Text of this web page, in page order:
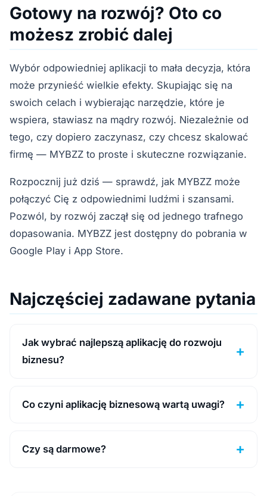
Gotowy na rozwój? Oto co
możesz zrobić dalej
Wybór odpowiedniej aplikacji to mała decyzja, która
może przynieść wielkie efekty. Skupiając się na
swoich celach i wybierając narzędzie, które je
wspiera, stawiasz na mądry rozwój. Niezależnie od
tego, czy dopiero zaczynasz, czy chcesz skalować
firmę — MYBZZ to proste i skuteczne rozwiązanie.
Rozpocznij już dziś — sprawdź, jak MYBZZ może
połączyć Cię z odpowiednimi ludźmi i szansami.
Pozwól, by rozwój zaczął się od jednego trafnego
dopasowania. MYBZZ jest dostępny do pobrania w
Google Play i App Store.
Najczęściej zadawane pytania
Jak wybrać najlepszą aplikację do rozwoju
biznesu?
Co czyni aplikację biznesową wartą uwagi?
Czy są darmowe?